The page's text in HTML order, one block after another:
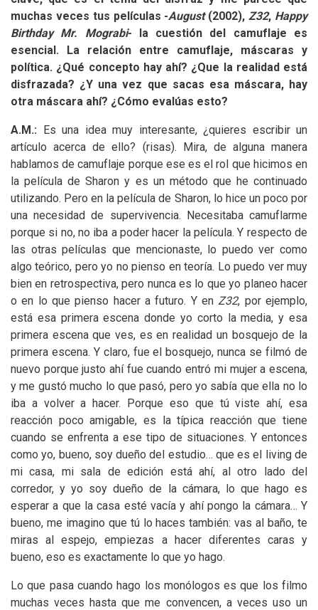
muchas veces tus películas -August (2002),Z32, Happy
Birthday Mr. Mograbi- la cuestión del camuflaje es
esencial. La relación entre camuflaje, máscaras y
política. ¿Qué concepto hay ahí? ¿Que la realidad está
disfrazada? ¿Y una vez que sacas esa máscara, hay
otra máscara ahí? ¿Cómo evalúas esto?
A.M.: Es una idea muy interesante, ¿quieres escribir un
artículo acerca de ello? (risas). Mira, de alguna manera
hablamos de camuflaje porque ese es el rol que hicimos en
la película de Sharon y es un método que he continuado
utilizando. Pero en la película de Sharon, lo hice un poco por
una necesidad de supervivencia. Necesitaba camuflarme
porque si no, no iba a poder hacer la película. Y respecto de
las otras películas que mencionaste, lo puedo ver como
algo teórico, pero yo no pienso en teoría. Lo puedo ver muy
bien en retrospectiva, pero nunca es lo que yo planeo hacer
o en lo que pienso hacer a futuro. Y enZ32, por ejemplo,
está esa primera escena donde yo corto la media, y esa
primera escena que ves, es en realidad un bosquejo de la
primera escena. Y claro, fue el bosquejo, nunca se filmó de
nuevo porque justo ahí fue cuando entró mi mujer a escena,
y me gustó mucho lo que pasó, pero yo sabía que ella no lo
iba a volver a hacer. Porque eso que tú viste ahí, esa
reacción poco amigable, es la típica reacción que tiene
cuando se enfrenta a ese tipo de situaciones. Y entonces
como yo, bueno, soy dueño del estudio… que es el living de
mi casa, mi sala de edición está ahí, al otro lado del
corredor, y yo soy dueño de la cámara, lo que hago es
esperar a que la casa esté vacía y ahí pongo la cámara… Y
bueno, me imagino que tú lo haces también: vas al baño, te
miras al espejo, empiezas a hacer diferentes caras y
bueno, eso es exactamente lo que yo hago.
Lo que pasa cuando hago los monólogos es que los filmo
muchas veces hasta que me convencen, a veces uso un